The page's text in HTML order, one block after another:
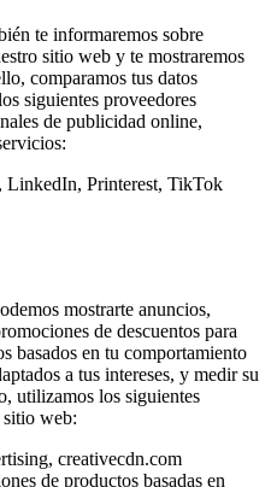
te informaremos sobre
sitio web y te mostraremos
comparamos tus datos
siguientes proveedores
de publicidad online,
Printerest, TikTok
mostrarte anuncios,
de descuentos para
basados en tu comportamiento
a tus intereses, y medir su
utilizamos los siguientes
sitio web:
creativecdn.com
de productos basadas en